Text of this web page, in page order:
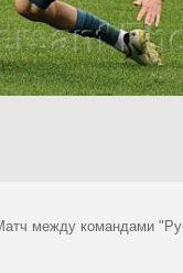
между командами